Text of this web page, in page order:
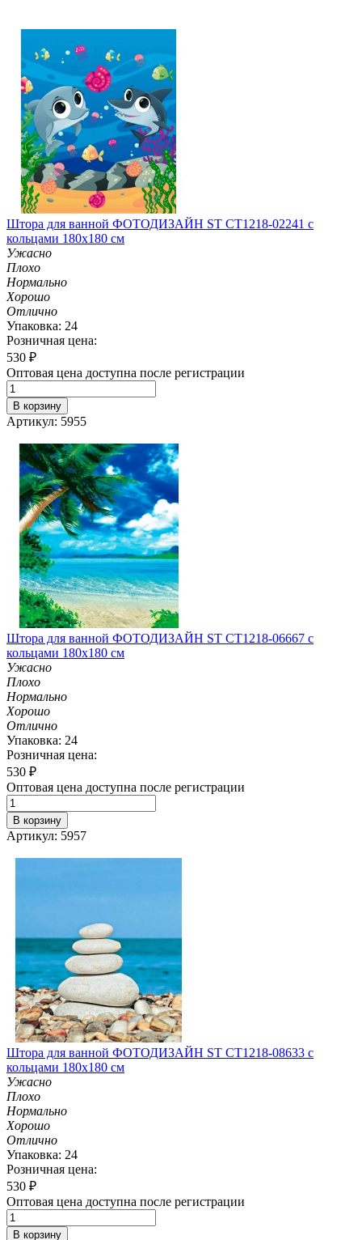
Штора для ванной ФОТОДИЗАЙН ST CT1218-02241 с
кольцами 180х180 см
Ужасно
Плохо
Нормально
Хорошо
Отлично
Упаковка: 24
Розничная цена:
530 ₽
Оптовая цена доступна после регистрации
В корзину
Артикул: 5955
Штора для ванной ФОТОДИЗАЙН ST CT1218-06667 с
кольцами 180х180 см
Ужасно
Плохо
Нормально
Хорошо
Отлично
Упаковка: 24
Розничная цена:
530 ₽
Оптовая цена доступна после регистрации
В корзину
Артикул: 5957
Штора для ванной ФОТОДИЗАЙН ST CT1218-08633 с
кольцами 180х180 см
Ужасно
Плохо
Нормально
Хорошо
Отлично
Упаковка: 24
Розничная цена:
530 ₽
Оптовая цена доступна после регистрации
В корзину